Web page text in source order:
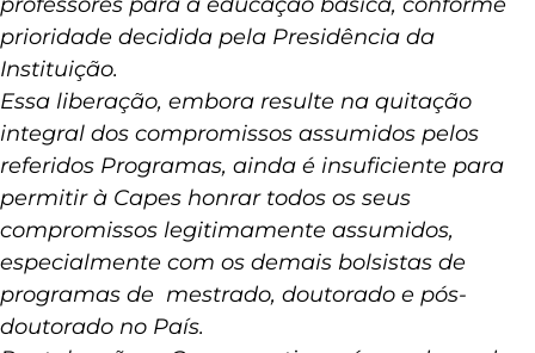
bolsas dos programas destinados à formação de
professores para a educação básica, conforme
prioridade decidida pela Presidência da
Instituição.
Essa liberação, embora resulte na quitação
integral dos compromissos assumidos pelos
referidos Programas, ainda é insuficiente para
permitir à Capes honrar todos os seus
compromissos legitimamente assumidos,
especialmente com os demais bolsistas de
programas de mestrado, doutorado e pós-